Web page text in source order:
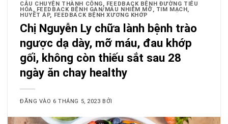
CÂU CHUYỆN THÀNH CÔNG, FEEDBACK BỆNH ĐƯỜNG TIÊU
HÓA, FEEDBACK BỆNH GAN/MÁU NHIỄM MỠ, TIM MẠCH,
HUYẾT ÁP, FEEDBACK BỆNH XƯƠNG KHỚP
Chị Nguyễn Ly chữa lành bệnh trào
ngược dạ dày, mỡ máu, đau khớp
gối, không còn thiếu sắt sau 28
ngày ăn chay healthy
ĐĂNG VÀO 6 THÁNG 5, 2023 BỞI